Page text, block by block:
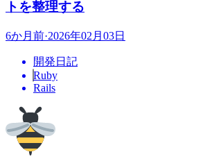
トを整理する
6か月前·2026年02月03日
開発日記
Ruby
Rails